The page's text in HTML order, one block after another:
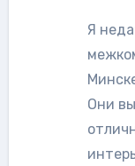
Я
Они